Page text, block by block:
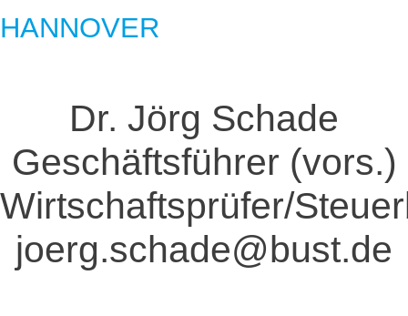
HANNOVER
Dr. Jörg Schade
Geschäftsführer (vors.)
Wirtschaftsprüfer/
joerg.schade@bust.de